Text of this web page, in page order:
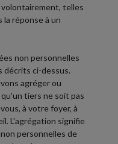
telles
la réponse à un
non personnelles
décrits ci-dessus.
agréger ou
tiers ne soit pas
à votre foyer, à
L'agrégation signifie
personnelles de